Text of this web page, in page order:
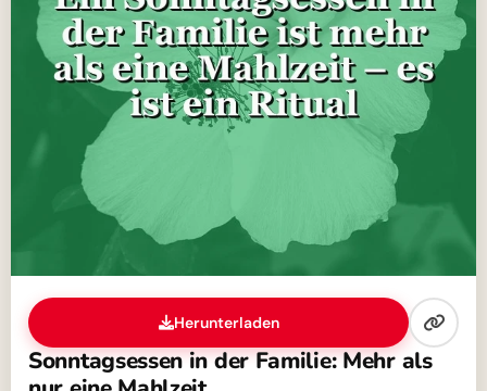
Herunterladen
Sonntagsessen in der Familie: Mehr als